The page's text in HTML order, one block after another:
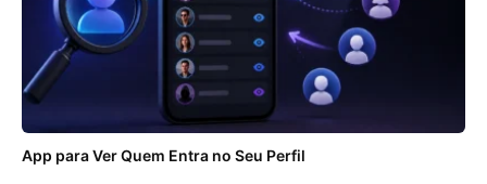
App para Ver Quem Entra no Seu Perfil